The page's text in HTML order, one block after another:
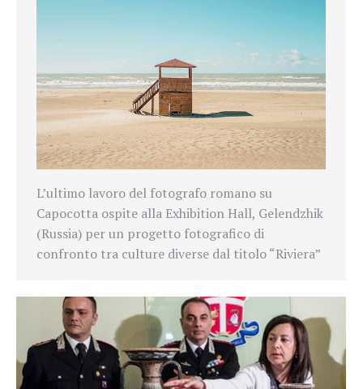
L’ultimo lavoro del fotografo romano su
Capocotta ospite alla Exhibition Hall, Gelendzhik
(Russia) per un progetto fotografico di
confronto tra culture diverse dal titolo “Riviera”